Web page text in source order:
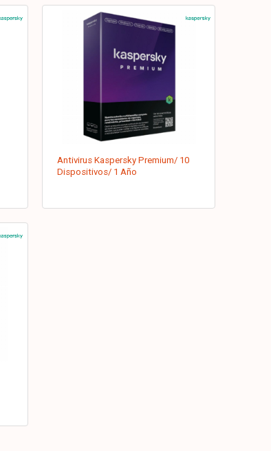
Antivirus Kaspersky Premium/ 10
Dispositivos/ 1 Año